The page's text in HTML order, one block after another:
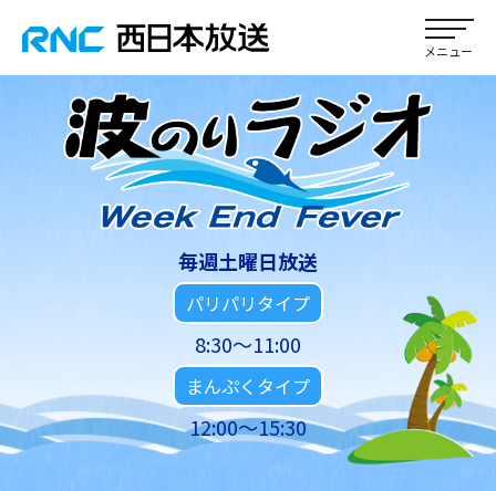
毎週土曜日放送
パリパリタイプ
8:30～11:00
まんぷくタイプ
12:00～15:30